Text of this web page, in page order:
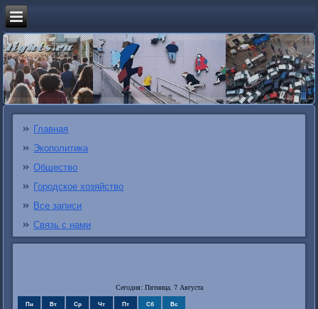
Главная
Экополитика
Общество
Городское хозяйство
Все записи
Связь с нами
Сегодня: Пятница, 7 Августа
Пн Вт Ср Чт Пт Сб Вс